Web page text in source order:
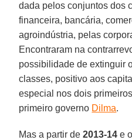
dada pelos conjuntos dos
financeira, bancária,
agroindústria, pelas
Encontraram na
possibilidade de extinguir
classes, positivo aos
especial nos dois
primeiro governo Dilma.
Mas a partir de2013-14 e